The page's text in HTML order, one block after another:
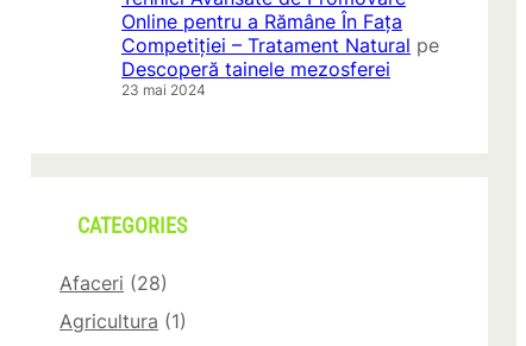
Online pentru a Rămâne În Fața
Competiției – Tratament Natural pe
Descoperă tainele mezosferei
23 mai 2024
CATEGORIES
Afaceri (28)
Agricultura (1)